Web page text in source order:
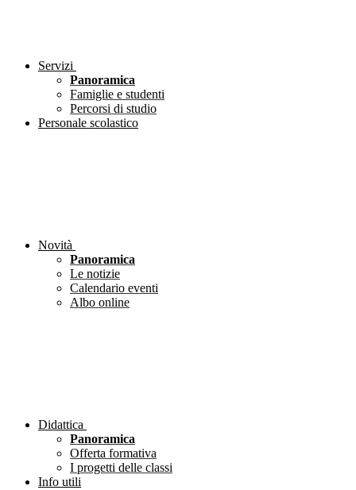
Servizi
Panoramica
Famiglie e studenti
Percorsi di studio
Personale scolastico
Novità
Panoramica
Le notizie
Calendario eventi
Albo online
Didattica
Panoramica
Offerta formativa
I progetti delle classi
Info utili